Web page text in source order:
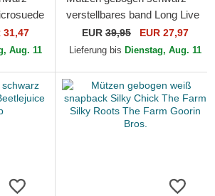
Bros.
31,47
Aug. 11
verstellbares band Long Live
The Queen The Farm Lady
Balls The Farm Goorin...
EUR 39,95 EUR 27,97
Lieferung bis Dienstag, Aug. 11